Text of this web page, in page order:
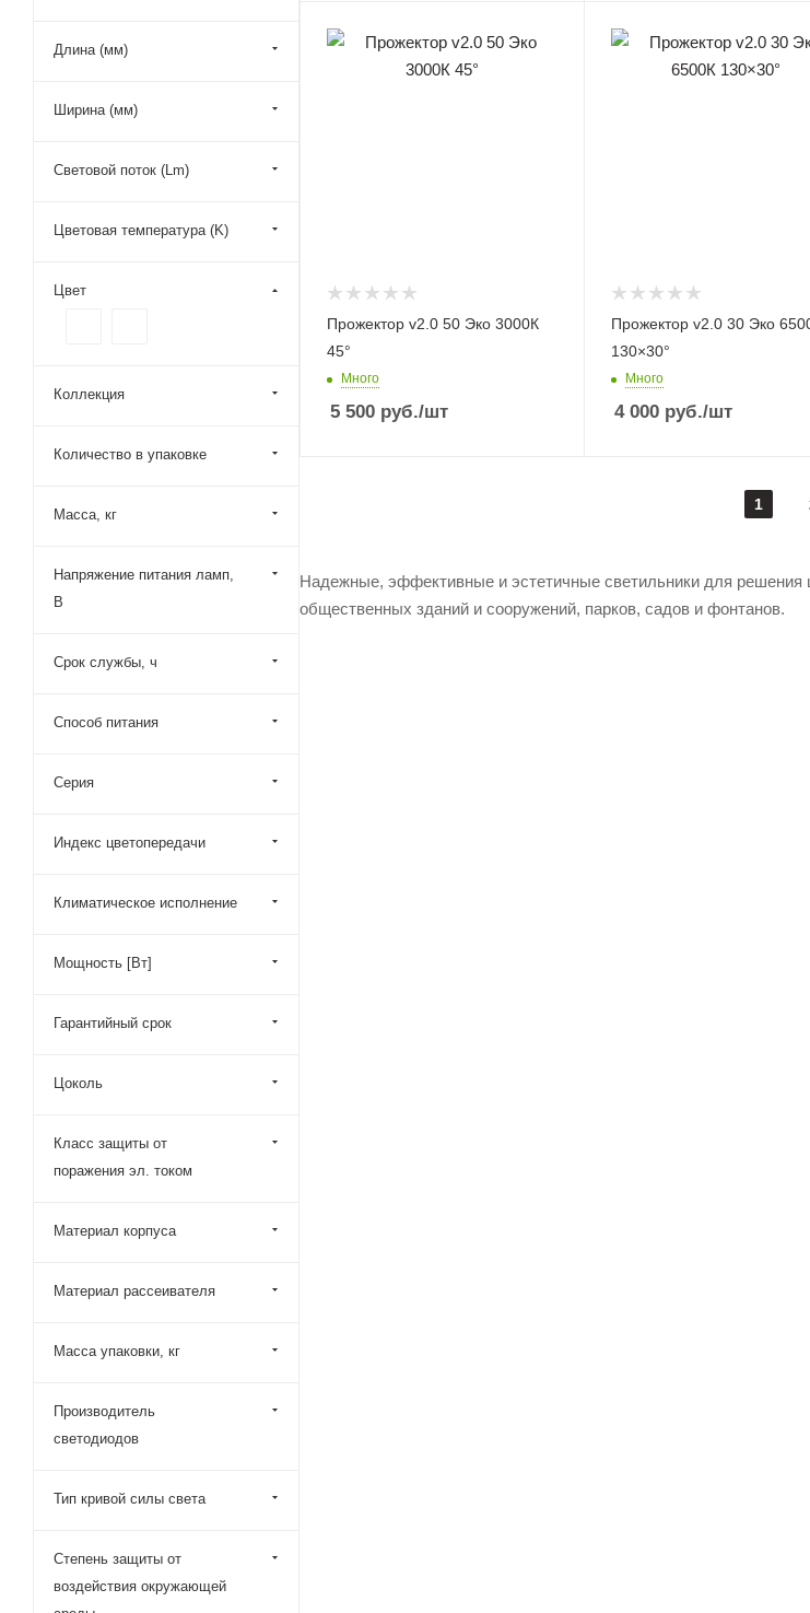
Прожектор v2.0 50 Эко 3000К
45°
Много
5 500 руб./шт
Прожектор v2.0 30 Эко
130×30°
Много
4 000руб./шт
1
Надежные, эффективные и эстетичные светильники для
общественных зданий и сооружений, парков, садов и фонтанов.
Длина (мм)
Ширина (мм)
Световой поток (Lm)
Цветовая температура (K)
Цвет
Коллекция
Количество в упаковке
Масса, кг
Напряжение питания ламп,
В
Срок службы, ч
Способ питания
Серия
Индекс цветопередачи
Климатическое исполнение
Мощность [Вт]
Гарантийный срок
Цоколь
Класс защиты от
поражения эл. током
Материал корпуса
Материал рассеивателя
Масса упаковки, кг
Производитель
светодиодов
Тип кривой силы света
Степень защиты от
воздействия окружающей